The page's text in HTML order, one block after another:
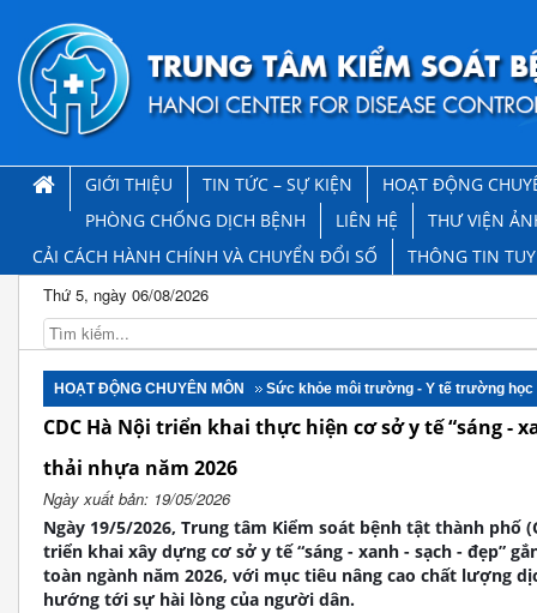
GIỚI THIỆU TIN TỨC – SỰ KIỆN
HOẠT ĐỘNG
PHÒNG CHỐNG DỊCH BỆNH
LIÊN HỆ
THƯ VIỆN
CẢI CÁCH HÀNH CHÍNH VÀ CHUYỂN ĐỔI SỐ
THÔNG TIN
Thứ 5, ngày 06/08/2026
HOẠT ĐỘNG CHUYÊN MÔN Sức khỏe môi trường - Y tế trường học
CDC Hà Nội triển khai thực hiện cơ sở y tế “sáng -
thải nhựa năm 2026
Ngày xuất bản: 19/05/2026
Ngày 19/5/2026, Trung tâm Kiểm soát bệnh tật thành phố
triển khai xây dựng cơ sở y tế “sáng - xanh - sạch - đẹp”
toàn ngành năm 2026, với mục tiêu nâng cao chất lượng
hướng tới sự hài lòng của người dân.